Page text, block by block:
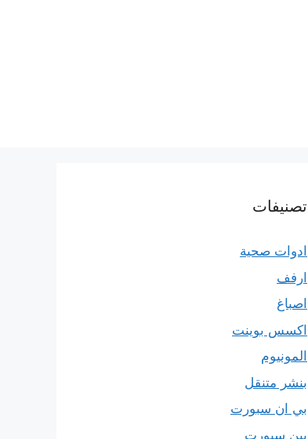
تصنيفات
ادوات صحية
ارفف
اصباغ
اكسس بوينت
المونيوم
بنشر متنقل
بي ان سبورت
بين سبورت